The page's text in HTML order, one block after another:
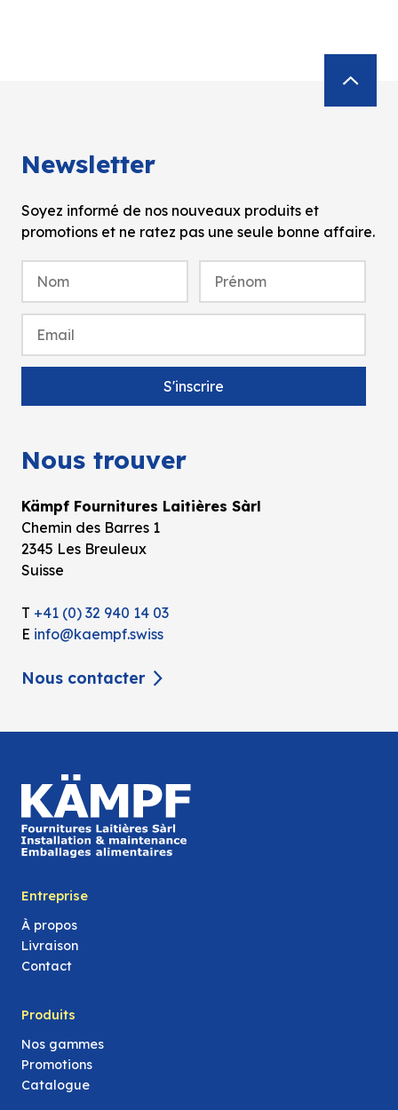
Newsletter
Soyez informé de nos nouveaux produits et
promotions et ne ratez pas une seule bonne affaire.
Nous trouver
Kämpf Fournitures Laitières Sàrl
Chemin des Barres 1
2345 Les Breuleux
Suisse
T +41 (0) 32 940 14 03
E info@kaempf.swiss
Nous contacter
Entreprise
À propos
Livraison
Contact
Produits
Nos gammes
Promotions
Catalogue